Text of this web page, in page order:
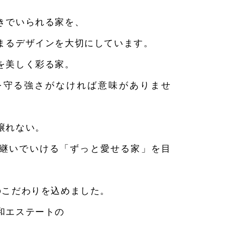
いられる家を、
デザインを大切にしています。
しく彩る家。
る強さがなければ意味がありませ
ない。
いでいける「ずっと愛せる家」を目
だわりを込めました。
エステートの